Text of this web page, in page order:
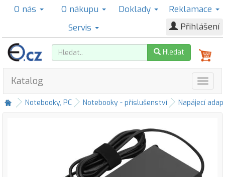
O nás O nákupu Doklady
Reklamace
Servis
Přihlášení
Hledat
Katalog
Notebooky, PC Notebooky - příslušenství Napájecí